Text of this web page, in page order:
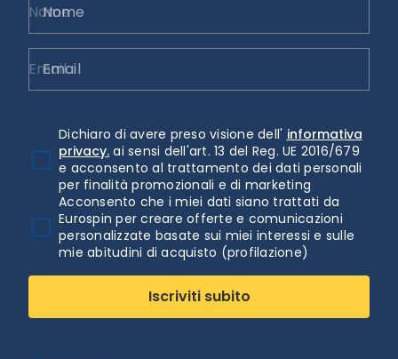
Nome
Email
Dichiaro di avere preso visione dell' informativa
privacy. ai sensi dell'art. 13 del Reg. UE 2016/679
e acconsento al trattamento dei dati personali
per finalità promozionali e di marketing
Acconsento che i miei dati siano trattati da
Eurospin per creare offerte e comunicazioni
personalizzate basate sui miei interessi e sulle
mie abitudini di acquisto (profilazione)
Iscriviti subito